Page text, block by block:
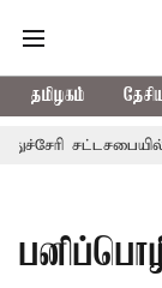
தமிழகம்